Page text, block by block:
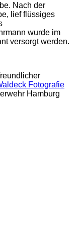
Nach der
lief flüssiges
wurde im
versorgt werden.
Fotografie
Hamburg